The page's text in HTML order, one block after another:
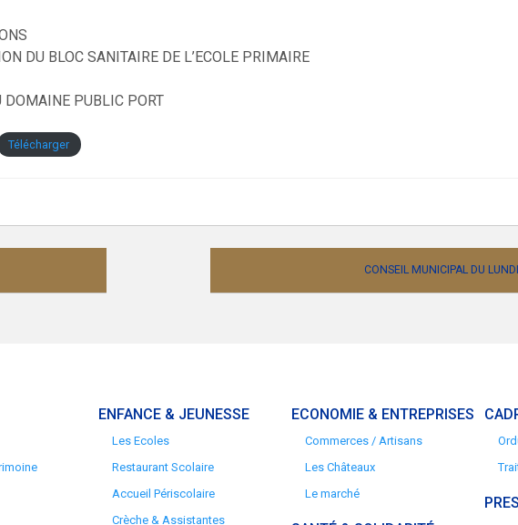
DU BLOC SANITAIRE DE L’ECOLE PRIMAIRE
DOMAINE PUBLIC PORT
Télécharger
CONSEIL MUNICIPAL DU
ENFANCE & JEUNESSE
Les Ecoles
Restaurant Scolaire
Accueil Périscolaire
Crèche & Assistantes
ECONOMIE & ENTREPRISES
Commerces / Artisans
Les Châteaux
Le marché